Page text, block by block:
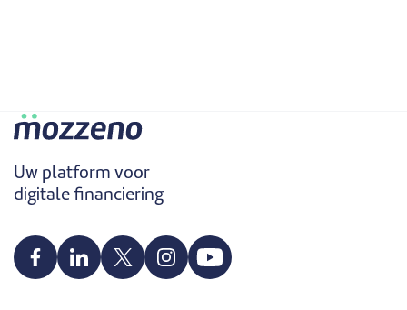
Uw platform voor
digitale financiering